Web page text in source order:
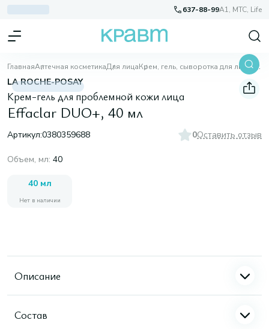
637-88-99A1, МТС, Life
ГлавнаяАптечная косметикаДля лицаКрем, гель, сыворотка для лица Effaclar DUO+, 40 мл
LA ROCHE-POSAY
Крем-гель для проблемной кожи лица
Effaclar DUO+, 40 мл
Артикул:0380359688 0Оставить отзыв
Объем, мл: 40
40 мл
Нет в наличии
Описание
Состав